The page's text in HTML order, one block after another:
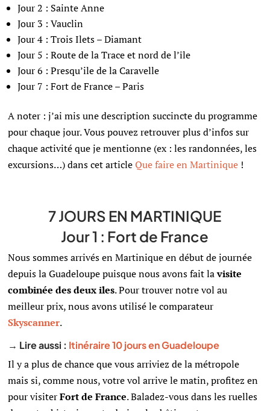
Jour 2 : Sainte Anne
Jour 3 : Vauclin
Jour 4 : Trois Ilets – Diamant
Jour 5 : Route de la Trace et nord de l’île
Jour 6 : Presqu’ile de la Caravelle
Jour 7 : Fort de France – Paris
A noter : j’ai mis une description succincte du programme
pour chaque jour. Vous pouvez retrouver plus d’infos sur
chaque activité que je mentionne (ex : les randonnées, les
excursions…) dans cet articleQue faire en Martinique !
7 JOURS EN MARTINIQUE
Jour 1 : Fort de France
Nous sommes arrivés en Martinique en début de journée
depuis la Guadeloupe puisque nous avons fait lavisite
combinée des deux iles.Pour trouver notre vol au
meilleur prix, nous avons utilisé le comparateur
Skyscanner.
→ Lire aussi : Itinéraire 10 jours en Guadeloupe
Il y a plus de chance que vous arriviez de la métropole
mais si, comme nous, votre vol arrive le matin, profitez en
pour visiterFort de France. Baladez-vous dans les ruelles